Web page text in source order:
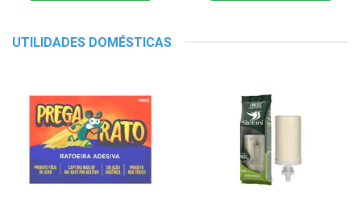
UTILIDADES DOMÉSTICAS